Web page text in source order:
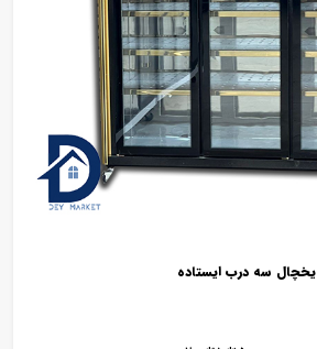
یخچال سه درب ایستاده